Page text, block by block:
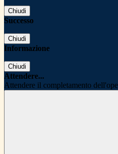
Chiudi
Successo
Chiudi
Informazione
Chiudi
Attendere...
Attendere il completamento